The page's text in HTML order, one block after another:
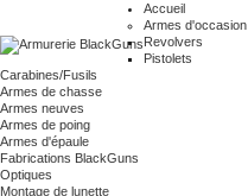
Accueil
Armes d'occasion
Revolvers
Pistolets
Carabines/Fusils
Armes de chasse
Armes neuves
Armes de poing
Armes d'épaule
Fabrications BlackGuns
Optiques
Montage de lunette